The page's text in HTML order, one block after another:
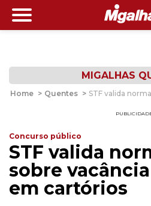
MIGALHAS
Home > Quentes > STF valida
Concurso público
STF valida
sobre
em cartórios